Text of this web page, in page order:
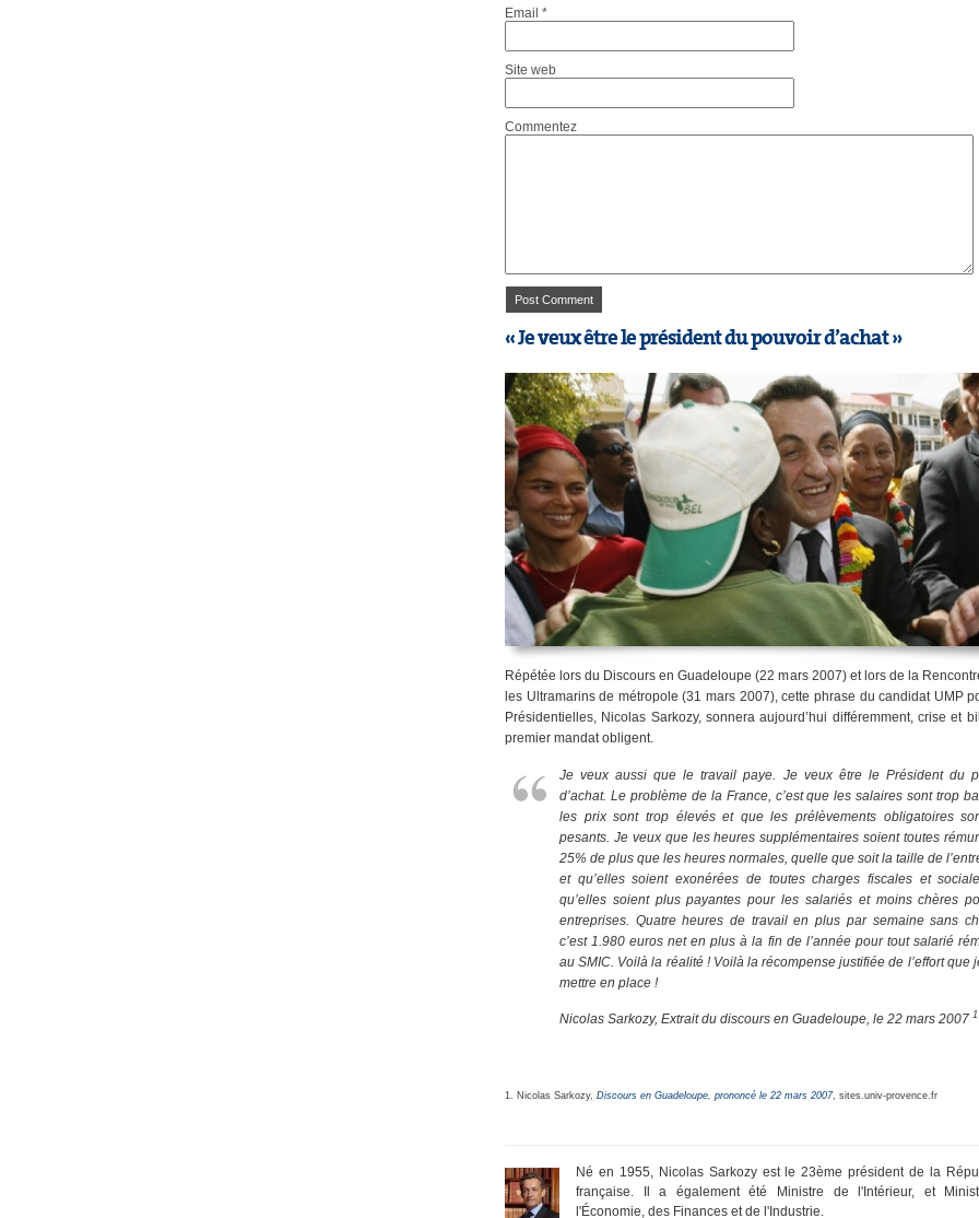
Email *
Site web
Commentez
« Je veux être le président du pouvoir d’achat »
Répétée lors du Discours en Guadeloupe (22 mars 2007) et lors de la
les Ultramarins de métropole (31 mars 2007), cette phrase du candidat UMP
Présidentielles, Nicolas Sarkozy, sonnera aujourd’hui différemment, crise et
premier mandat obligent.
Je veux aussi que le travail paye. Je veux être le Président du
d’achat. Le problème de la France, c’est que les salaires sont trop
les prix sont trop élevés et que les prélèvements obligatoires
pesants. Je veux que les heures supplémentaires soient toutes
25% de plus que les heures normales, quelle que soit la taille de
et qu’elles soient exonérées de toutes charges fiscales et
qu’elles soient plus payantes pour les salariés et moins chères
entreprises. Quatre heures de travail en plus par semaine sans
c’est 1.980 euros net en plus à la fin de l’année pour tout salarié
au SMIC. Voilà la réalité ! Voilà la récompense justifiée de l’effort que
mettre en place !
Nicolas Sarkozy, Extrait du discours en Guadeloupe, le 22 mars 2007 1
1. Nicolas Sarkozy, Discours en Guadeloupe, prononcé le 22 mars 2007, sites.univ-provence.fr
Né en 1955, Nicolas Sarkozy est le 23ème président de la
française. Il a également été Ministre de l'Intérieur, et
l'Économie, des Finances et de l'Industrie.